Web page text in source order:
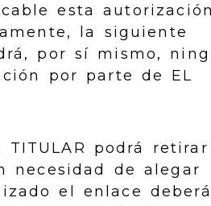
esta autorización
la siguiente
por sí mismo,
por parte de EL
podrá retirar
necesidad de alegar
el enlace deberá